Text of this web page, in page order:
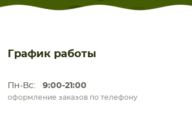
График работы
Пн-Вс: 9:00-21:00
оформление заказов по телефону